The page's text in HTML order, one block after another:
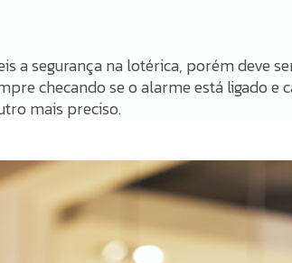
a segurança na lotérica, porém deve
checando se o alarme está ligado e
mais preciso.